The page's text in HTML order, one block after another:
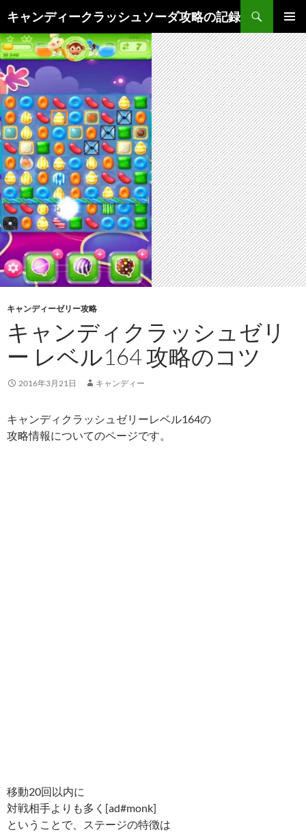
キャンディークラッシュソーダ攻略の記録
索
メインメ
ニュー
ン
テ
ン
ツ
へ
ス
キ
ッ
プ
キャンディーゼリー攻略
キャンディクラッシュゼリ
ー レベル164 攻略のコツ
2016年3月21日 キャンディー
キャンディクラッシュゼリーレベル164の
攻略情報についてのページです。
移動20回以内に
対戦相手よりも多く[ad#monk]
ということで、ステージの特徴は